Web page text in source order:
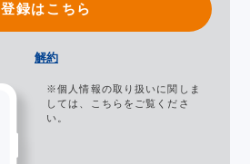
登録はこちら
解約
※個人情報の取り扱いに関しま
しては、
こちら をご覧くださ
い。